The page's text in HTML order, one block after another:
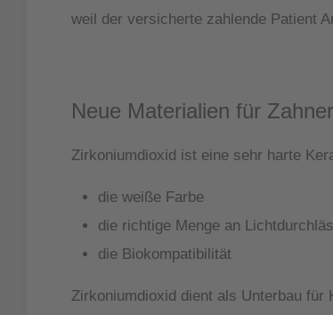
weil der versicherte zahlende Patient
Neue Materialien für
Zirkoniumdioxid ist eine sehr harte
die weiße Farbe
die richtige Menge an
die Biokompatibilität
Zirkoniumdioxid dient als Unterbau für